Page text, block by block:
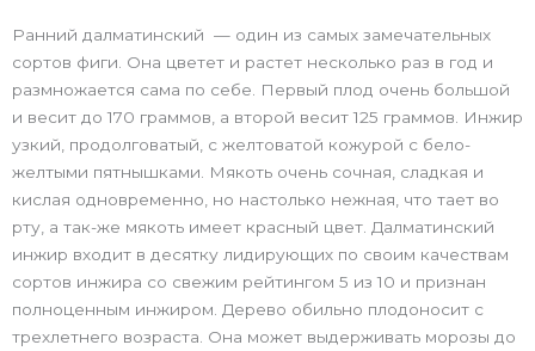
Ранний далматинский — один из самых замечательных
сортов фиги. Она цветет и растет несколько раз в год и
размножается сама по себе. Первый плод очень большой
и весит до 170 граммов, а второй весит 125 граммов. Инжир
узкий, продолговатый, с желтоватой кожурой с бело-
желтыми пятнышками. Мякоть очень сочная, сладкая и
кислая одновременно, но настолько нежная, что тает во
рту, а так-же мякоть имеет красный цвет. Далматинский
инжир входит в десятку лидирующих по своим качествам
сортов инжира со свежим рейтингом 5 из 10 и признан
полноценным инжиром. Дерево обильно плодоносит с
трехлетнего возраста. Она может выдерживать морозы до